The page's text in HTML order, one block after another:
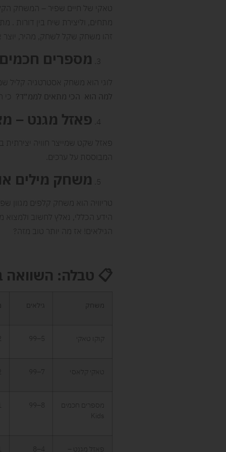
טאקי של חיים שפיר – המשחק
מתחים, וליצירת שיח בין דורות .
זהו משחק שקל לשחק, מהיר, יוצר
מספרים חכמים
לוגי הוא משחק אסטרטגיה קליל
למה הוא הכי מתאים לממ״ד? כי
פאזל מגנט –
פאזל שקט שמייצר חוויה יצירתית
המבוססת על ערכים.
משחק מילים
טריוויה הוא משחק קלפים מגוון
הידע הכללי, נאלץ לחשוב ולמצוא
הגילאים! אז מה יותר טוב מזה?
📋 טבלה: השוואה
משחק גילאים
קוקו טאקי 5–99
טאקי קלאסי 7–99
מספרים חכמים
Kids
8–99
פאזל מגנט –
4–8